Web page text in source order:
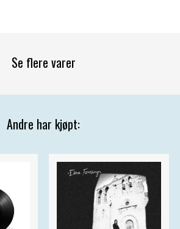
Se flere varer
Andre har kjøpt: